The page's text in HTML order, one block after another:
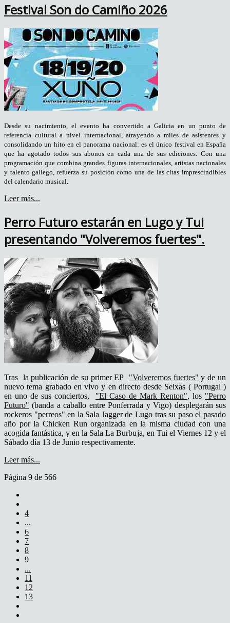
Festival Son do Camiño 2026
Desde su nacimiento, el evento ha convertido a Galicia en un punto de
referencia cultural a nivel internacional, atrayendo a miles de asistentes y
consolidando un hito en el panorama nacional: es el único festival en España
que ha agotado todos sus abonos en cada una de sus ediciones. Con una
programación que combina grandes figuras internacionales, artistas nacionales
y talento gallego, refuerza su posición como una de las citas imprescindibles
del calendario musical.
Leer más...
Perro Futuro estarán en Lugo y Tui
presentando "Volveremos fuertes".
Tras la publicación de su primer EP "Volveremos fuertes" y de un
nuevo tema grabado en vivo y en directo desde Seixas ( Portugal )
en uno de sus conciertos, "El Caso de Mark Renton", los "Perro
Futuro" (banda a caballo entre Ponferrada y Vigo) desplegarán sus
rockeros "perreos" en la Sala Jagger de Lugo tras su paso el pasado
año por la Chicken Run organizada en la misma ciudad con una
acogida fantástica, y en la Sala La Burbuja, en Tui el Viernes 12 y el
Sábado día 13 de Junio respectivamente.
Leer más...
Página 9 de 566
4
...
6
7
8
9
...
11
12
13